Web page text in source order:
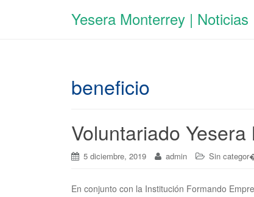
Yesera Monterrey | Noticias
beneficio
Voluntariado
5 diciembre, 2019 admin Sin
En conjunto con la Institución Formando